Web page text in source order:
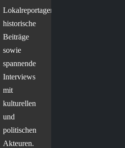
Lokalreportagen,
historische
Beiträge
sowie
spannende
Interviews
mit
kulturellen
und
politischen
Akteuren.